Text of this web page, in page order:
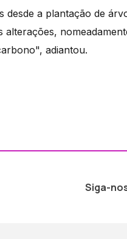
desde a plantação de
alterações,
adiantou.
Siga-